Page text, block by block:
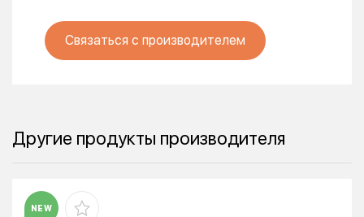
Связаться с производителем
Другие продукты производителя
NEW